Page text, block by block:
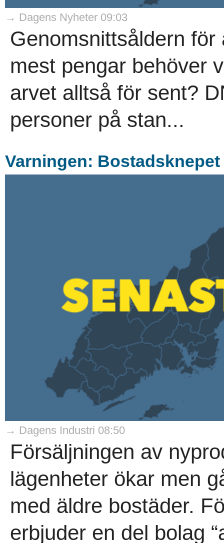
→ Dagens Nyheter 09:03
Genomsnittsåldern
mest pengar behöver
arvet alltså för sent?
personer på stan...
Varningen:
→ Dagens Industri 08:50
Försäljningen av
lägenheter ökar men
med äldre bostäder.
erbjuder en del bolag